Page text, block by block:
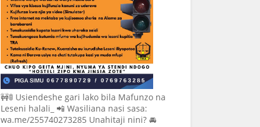
🚧🚦 Usiendeshe gari lako bila Mafunzo na
Leseni halali_ 📲 Wasiliana nasi sasa:
wa.me/255740273285 Unahitaji nini? 🚘